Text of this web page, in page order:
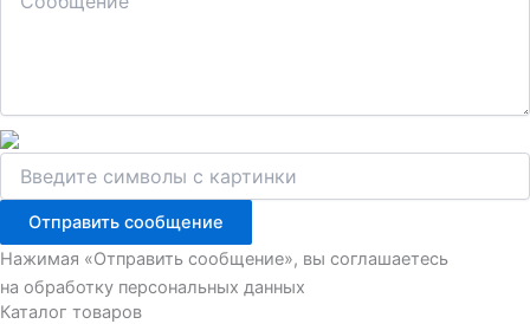
Отправить сообщение
Нажимая «Отправить сообщение», вы соглашаетесь
на обработку персональных данных
Каталог товаров